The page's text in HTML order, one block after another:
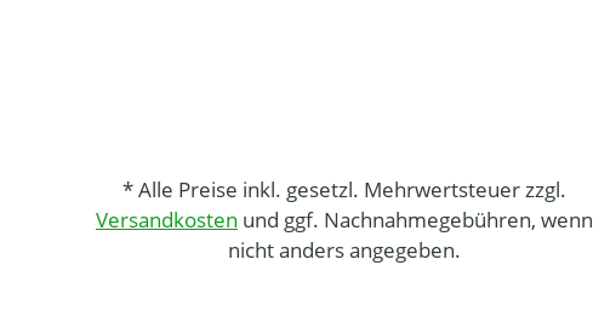
* Alle Preise inkl. gesetzl. Mehrwertsteuer zzgl.
Versandkosten und ggf. Nachnahmegebühren, wenn
nicht anders angegeben.